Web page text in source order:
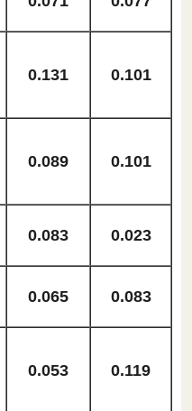
0.131 0.101
0.089 0.101
0.083 0.023
0.065 0.083
0.053 0.119